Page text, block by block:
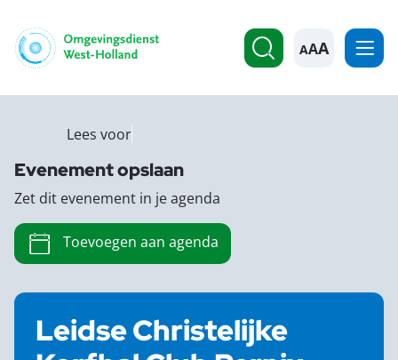
A
Leidse Christelijke
Lees voor
Evenement opslaan
Zet dit evenement in je agenda
Toevoegen aan agenda